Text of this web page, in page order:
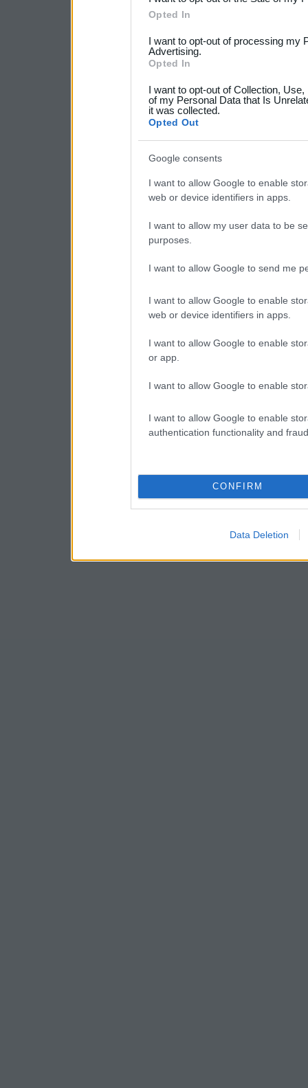
Please note that this
not limited to your visit or
your data for below
consent section.
Opted In
I want to opt-out of processing my
Advertising.
Opted In
I want to opt-out of Collection,
of my Personal Data that Is
it was collected.
Opted Out
Google consents
I want to allow Google to enable
web or device identifiers in apps.
I want to allow my user data to be
purposes.
I want to allow Google to send me
I want to allow Google to enable
web or device identifiers in apps.
I want to allow Google to enable
or app.
I want to allow Google to enable
I want to allow Google to enable
authentication functionality and
CONFIRM
Data Deletion